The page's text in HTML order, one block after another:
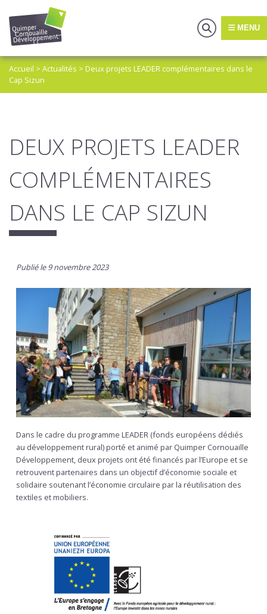
MENU
Accueil > Actualités > Deux projets LEADER complémentaires dans le
Cap Sizun
DEUX PROJETS LEADER
COMPLÉMENTAIRES
DANS LE CAP SIZUN
Publié le 9 novembre 2023
Dans le cadre du programme LEADER (fonds européens dédiés
au développement rural) porté et animé par Quimper Cornouaille
Développement, deux projets ont été financés par l’Europe et se
retrouvent partenaires dans un objectif d’économie sociale et
solidaire soutenant l’économie circulaire par la réutilisation des
textiles et mobiliers.